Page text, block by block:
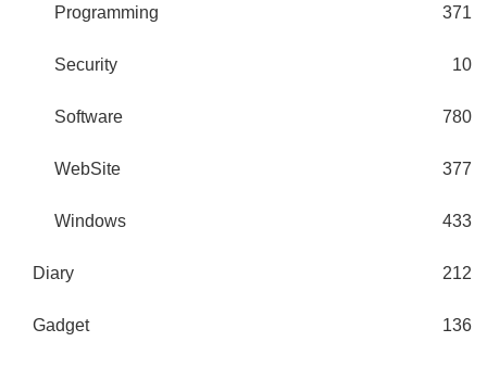
Programming 371
Security 10
Software 780
WebSite 377
Windows 433
Diary 212
Gadget 136